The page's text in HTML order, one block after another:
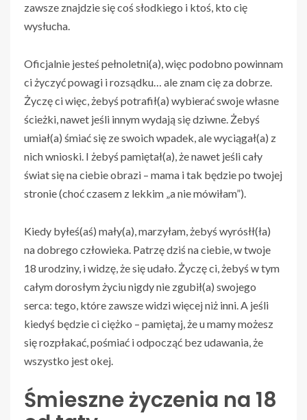
zawsze znajdzie się coś słodkiego i ktoś, kto cię
wysłucha.
Oficjalnie jesteś pełnoletni(a), więc podobno powinnam
ci życzyć powagi i rozsądku… ale znam cię za dobrze.
Życzę ci więc, żebyś potrafił(a) wybierać swoje własne
ścieżki, nawet jeśli innym wydają się dziwne. Żebyś
umiał(a) śmiać się ze swoich wpadek, ale wyciągał(a) z
nich wnioski. I żebyś pamiętał(a), że nawet jeśli cały
świat się na ciebie obrazi – mama i tak będzie po twojej
stronie (choć czasem z lekkim „a nie mówiłam”).
Kiedy byłeś(aś) mały(a), marzyłam, żebyś wyrósłł(ła)
na dobrego człowieka. Patrzę dziś na ciebie, w twoje
18 urodziny, i widzę, że się udało. Życzę ci, żebyś w tym
całym dorosłym życiu nigdy nie zgubił(a) swojego
serca: tego, które zawsze widzi więcej niż inni. A jeśli
kiedyś będzie ci ciężko – pamiętaj, że u mamy możesz
się rozpłakać, pośmiać i odpocząć bez udawania, że
wszystko jest okej.
Śmieszne życzenia na 18